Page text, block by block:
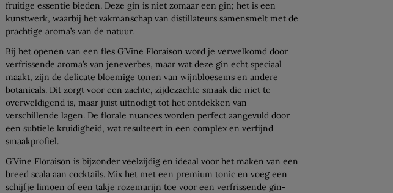
fruitige essentie bieden. Deze gin is niet zomaar een gin; het is een
kunstwerk, waarbij het vakmanschap van distillateurs samensmelt met de
prachtige aroma’s van de natuur.
Bij het openen van een fles G’Vine Floraison word je verwelkomd door
verfrissende aroma’s van jeneverbes, maar wat deze gin echt speciaal
maakt, zijn de delicate bloemige tonen van wijnbloesems en andere
botanicals. Dit zorgt voor een zachte, zijdezachte smaak die niet te
overweldigend is, maar juist uitnodigt tot het ontdekken van
verschillende lagen. De florale nuances worden perfect aangevuld door
een subtiele kruidigheid, wat resulteert in een complex en verfijnd
smaakprofiel.
G’Vine Floraison is bijzonder veelzijdig en ideaal voor het maken van een
breed scala aan cocktails. Mix het met een premium tonic en voeg een
schijfje limoen of een takje rozemarijn toe voor een verfrissende gin-